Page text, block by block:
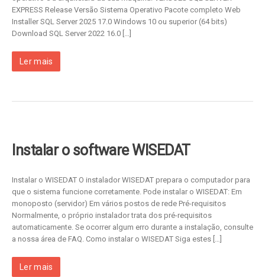
EXPRESS Release Versão Sistema Operativo Pacote completo Web
Installer SQL Server 2025 17.0 Windows 10 ou superior (64 bits)
Download SQL Server 2022 16.0 […]
Ler mais
Instalar o software WISEDAT
Instalar o WISEDAT O instalador WISEDAT prepara o computador para
que o sistema funcione corretamente. Pode instalar o WISEDAT: Em
monoposto (servidor) Em vários postos de rede Pré-requisitos
Normalmente, o próprio instalador trata dos pré-requisitos
automaticamente. Se ocorrer algum erro durante a instalação, consulte
a nossa área de FAQ. Como instalar o WISEDAT Siga estes […]
Ler mais